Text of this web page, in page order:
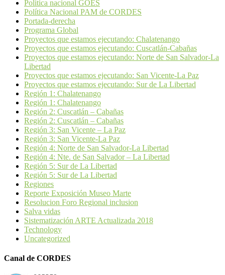
Politica nacional GOES
Política Nacional PAM de CORDES
Portada-derecha
Programa Global
Proyectos que estamos ejecutando: Chalatenango
Proyectos que estamos ejecutando: Cuscatlán-Cabañas
Proyectos que estamos ejecutando: Norte de San Salvador-La
Libertad
Proyectos que estamos ejecutando: San Vicente-La Paz
Proyectos que estamos ejecutando: Sur de La Libertad
Región 1: Chalatenango
Región 1: Chalatenango
Región 2: Cuscatlán – Cabañas
Región 2: Cuscatlán – Cabañas
Región 3: San Vicente – La Paz
Región 3: San Vicente-La Paz
Región 4: Norte de San Salvador-La Libertad
Región 4: Nte. de San Salvador – La Libertad
Región 5: Sur de La Libertad
Región 5: Sur de La Libertad
Regiones
Reporte Exposición Museo Marte
Resolucion Foro Regional inclusion
Salva vidas
Sistematización ARTE Actualizada 2018
Technology
Uncategorized
Canal de CORDES